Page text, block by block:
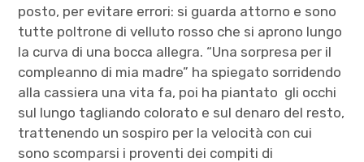
posto, per evitare errori: si guarda attorno e sono
tutte poltrone di velluto rosso che si aprono lungo
la curva di una bocca allegra. “Una sorpresa per il
compleanno di mia madre” ha spiegato sorridendo
alla cassiera una vita fa, poi ha piantato gli occhi
sul lungo tagliando colorato e sul denaro del resto,
trattenendo un sospiro per la velocità con cui
sono scomparsi i proventi dei compiti di